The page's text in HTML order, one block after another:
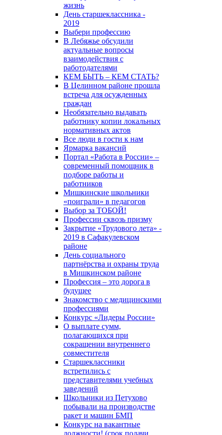
жизнь
День старшеклассника -
2019
Выбери профессию
В Лебяжье обсудили
актуальные вопросы
взаимодействия с
работодателями
КЕМ БЫТЬ – КЕМ СТАТЬ?
В Целинном районе прошла
встреча для осужденных
граждан
Необязательно выдавать
работнику копии локальных
нормативных актов
Все люди в гости к нам
Ярмарка вакансий
Портал «Работа в России» –
современный помощник в
подборе работы и
работников
Мишкинские школьники
«поиграли» в педагогов
Выбор за ТОБОЙ!
Профессии сквозь призму
Закрытие «Трудового лета» -
2019 в Сафакулевском
районе
День социального
партнёрства и охраны труда
в Мишкинском районе
Профессия – это дорога в
будущее
Знакомство с медицинскими
профессиями
Конкурс «Лидеры России»
О выплате сумм,
полагающихся при
сокращении внутреннего
совместителя
Старшеклассники
встретились с
представителями учебных
заведений
Школьники из Петухово
побывали на производстве
ракет и машин БМП
Конкурс на вакантные
должности! (срок подачи